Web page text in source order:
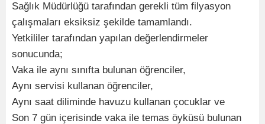
Sağlık Müdürlüğü tarafından gerekli tüm filyasyon
çalışmaları eksiksiz şekilde tamamlandı.
Yetkililer tarafından yapılan değerlendirmeler
sonucunda;
Vaka ile aynı sınıfta bulunan öğrenciler,
Aynı servisi kullanan öğrenciler,
Aynı saat diliminde havuzu kullanan çocuklar ve
Son 7 gün içerisinde vaka ile temas öyküsü bulunan